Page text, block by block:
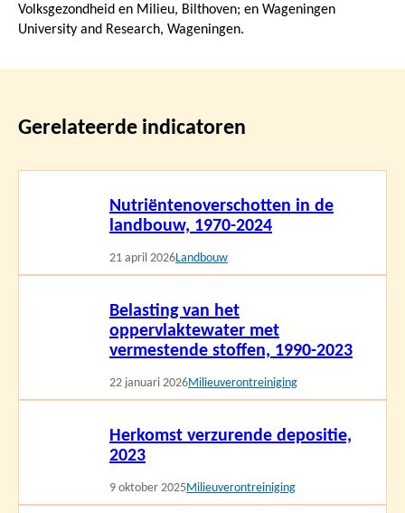
Volksgezondheid en Milieu, Bilthoven; en Wageningen
University and Research, Wageningen.
Gerelateerde indicatoren
Nutriëntenoverschotten in de
landbouw, 1970-2024
21 april 2026Landbouw
Belasting van het
oppervlaktewater met
vermestende stoffen, 1990-2023
22 januari 2026Milieuverontreiniging
Herkomst verzurende depositie,
2023
9 oktober 2025Milieuverontreiniging